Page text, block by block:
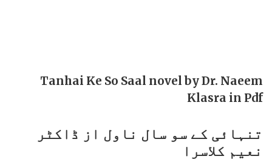
Tanhai Ke So Saal novel by Dr. Naeem
Klasra in Pdf
تنہائی کے سو سال ناول از ڈاکٹر
نعیم کلاسرا